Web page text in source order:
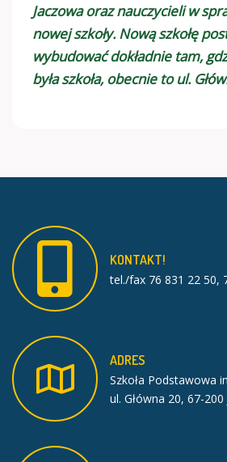
Jaczowa oraz nauczycieli w
nowej szkoły. Nową szkołę
wybudować dokładnie tam,
była szkoła, obecnie to ul.
KONTAKT!
tel./fax 76 831 22 50,
ADRES
Szkoła Podstawowa
ul. Główna 20, 67-200